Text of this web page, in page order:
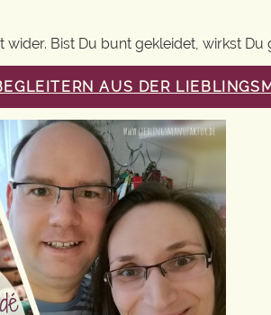
Bist Du bunt gekleidet, wirkst
AUS DER